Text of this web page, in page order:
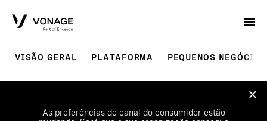
VISÃO GERAL PLATAFORMA PEQUENOS NEGÓCIOS
As preferências de canal do consumidor estão